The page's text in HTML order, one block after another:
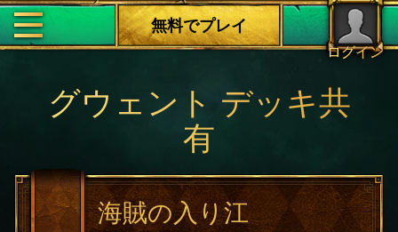
ログイン
無料でプレイ
グウェント デッキ共
有
海賊の入り江